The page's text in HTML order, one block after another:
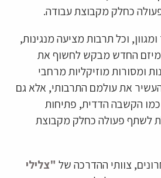
כחלק מקבוצת עבודה.
וכל תרבות מציעה מנגינות,
המיזם החדש מבקש לחשוף את
ומסורות מוזיקליות מרחבי
את עולמם התרבותי, אלא גם
הקשבה הדדית, פתיחות
לשתף פעולה כחלק מקבוצת
צוותי ההדרכה של "צלילי